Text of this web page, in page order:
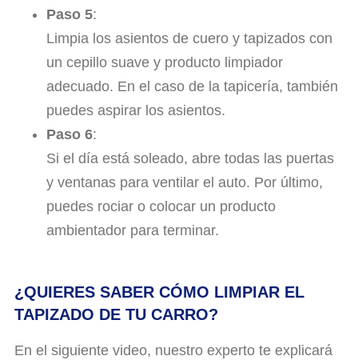
Paso 5:
Limpia los asientos de cuero y tapizados con
un cepillo suave y producto limpiador
adecuado. En el caso de la tapicería, también
puedes aspirar los asientos.
Paso 6:
Si el día está soleado, abre todas las puertas
y ventanas para ventilar el auto. Por último,
puedes rociar o colocar un producto
ambientador para terminar.
¿QUIERES SABER CÓMO LIMPIAR EL
TAPIZADO DE TU CARRO?
En el siguiente video, nuestro experto te explicará